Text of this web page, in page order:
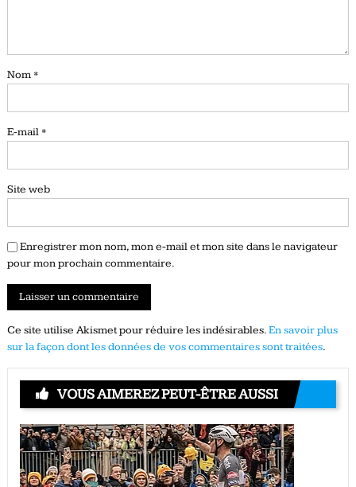
Nom *
E-mail *
Site web
Enregistrer mon nom, mon e-mail et mon site dans le navigateur
pour mon prochain commentaire.
Ce site utilise Akismet pour réduire les indésirables.En savoir plus
sur la façon dont les données de vos commentaires sont traitées.
VOUS AIMEREZ PEUT-ÊTRE AUSSI